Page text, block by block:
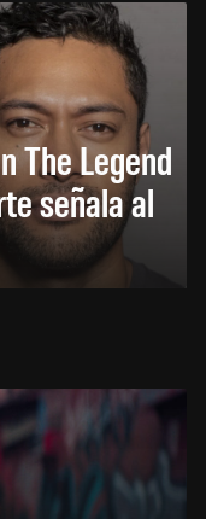
The Legend
señala al